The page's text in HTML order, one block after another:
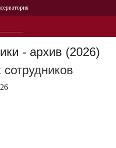
СтруктураПерсоналии
История
- архив (2026)